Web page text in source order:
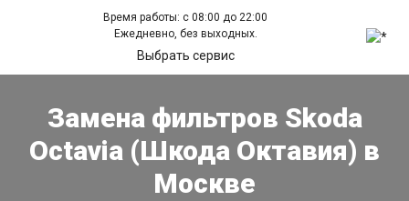
Время работы: с 08:00 до 22:00
Ежедневно, без выходных.
Выбрать сервис
Замена фильтров Skoda
Octavia (Шкода Октавия) в
Москве